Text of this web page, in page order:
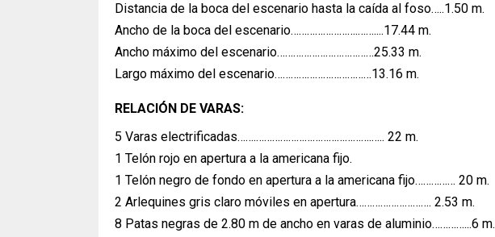
Distancia de la boca del escenario hasta la caída al foso…..1.50 m.
Ancho de la boca del escenario…………………….……....17.44 m.
Ancho máximo del escenario………………………………25.33 m.
Largo máximo del escenario………………………………13.16 m.
RELACIÓN DE VARAS:
5 Varas electrificadas…….…………………………………….….. 22 m.
1 Telón rojo en apertura a la americana fijo.
1 Telón negro de fondo en apertura a la americana fijo…………… 20 m.
2 Arlequines gris claro móviles en apertura………………………. 2.53 m.
8 Patas negras de 2.80 m de ancho en varas de aluminio…………...6 m.